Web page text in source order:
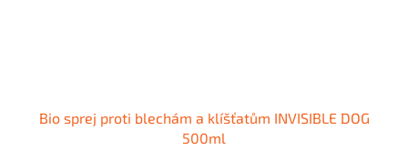
Bio sprej proti blechám a klíšťatům INVISIBLE DOG
500ml